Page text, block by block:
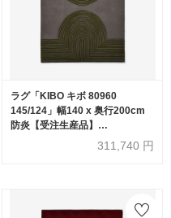
ラグ「KIBO キボ 80960
145/124」幅140 x 奥行200cm
防炎【受注生産品】
FISCHBACHER 1819（フィッ
311,740 円